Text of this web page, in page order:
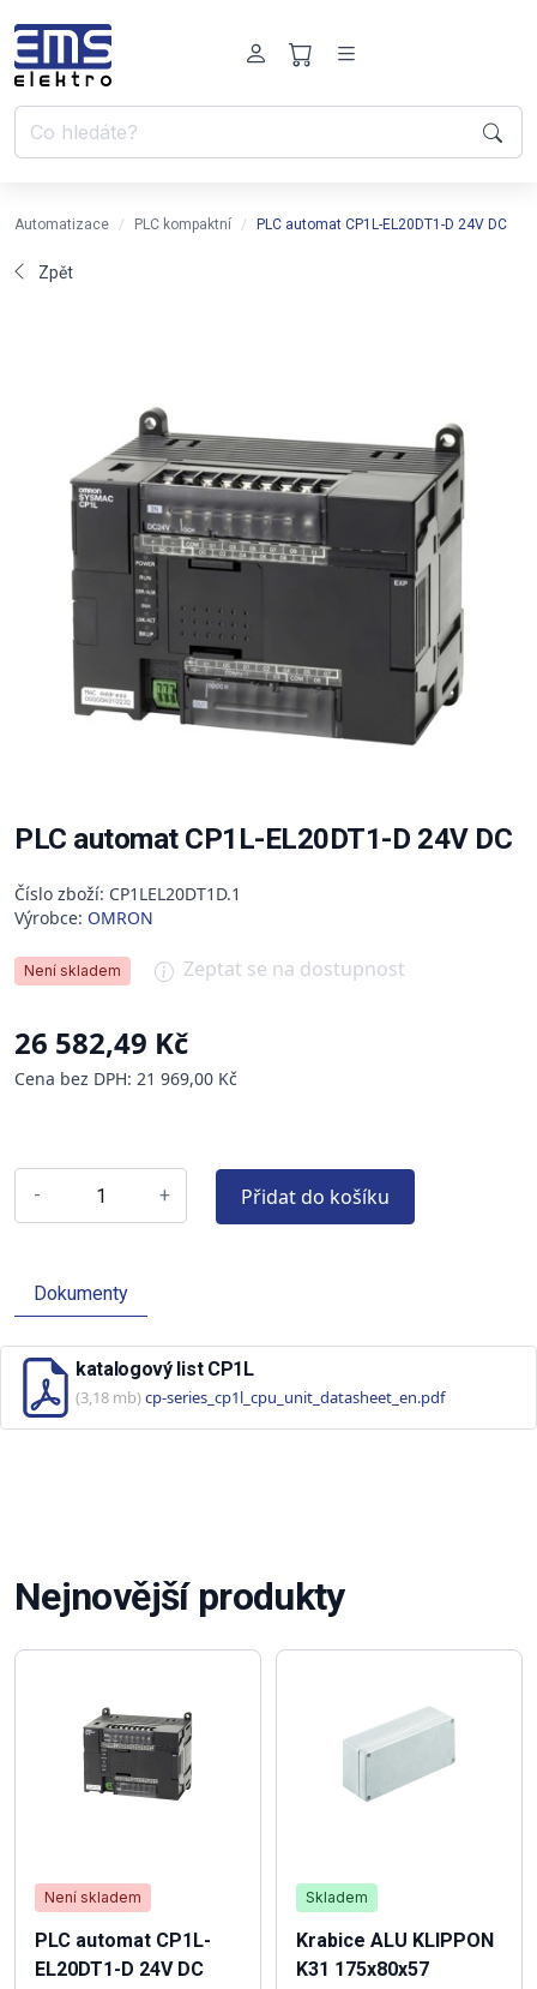
Automatizace PLC kompaktní PLC automat CP1L-EL20DT1-D 24V DC
Zpět
PLC automat CP1L-EL20DT1-D 24V DC
Číslo zboží: CP1LEL20DT1D.1
Výrobce: OMRON
Není skladem Zeptat se na dostupnost
26 582,49 Kč
Cena bez DPH: 21 969,00 Kč
- + Přidat do košíku
Dokumenty
katalogový list CP1L
(3,18 mb)cp-series_cp1l_cpu_unit_datasheet_en.pdf
Nejnovější produkty
Není skladem
PLC automat CP1L-
EL20DT1-D 24V DC
Skladem
Krabice ALU KLIPPON
K31 175x80x57